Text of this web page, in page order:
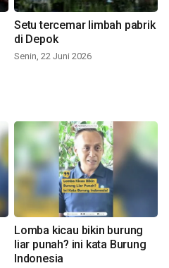
Setu tercemar limbah pabrik
di Depok
Senin, 22 Juni 2026
Lomba kicau bikin burung
liar punah? ini kata Burung
Indonesia